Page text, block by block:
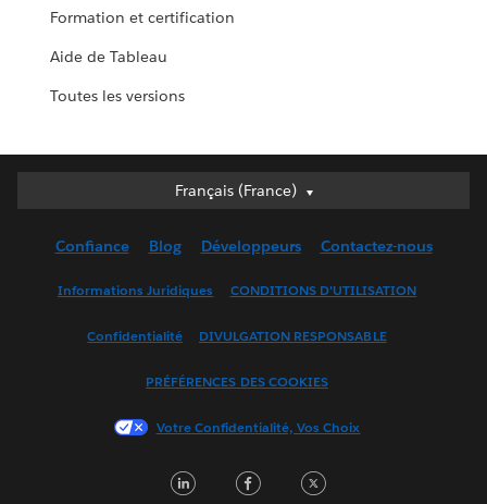
Formation et certification
Aide de Tableau
Toutes les versions
Français (France)
Français (France)
English (UK)
Français (Canada)
한국어
Português
Confiance Blog Développeurs Contactez-nous
Informations Juridiques CONDITIONS D'UTILISATION
Confidentialité DIVULGATION RESPONSABLE
PRÉFÉRENCES DES COOKIES
Votre Confidentialité, Vos Choix
LinkedInFacebook